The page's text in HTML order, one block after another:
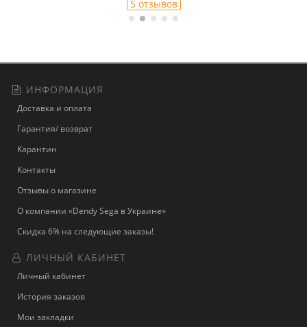
5 отзывов
ИНФОРМАЦИЯ
Доставка и оплата
Гарантия/ возврат
Карантин
Контакты
Отзывы о магазине
О компании «Dendy Sega в Украине»
Скидка 6% на следующие заказы!
ЛИЧНЫЙ КАБИНЕТ
Личный кабинет
История заказов
Мои закладки